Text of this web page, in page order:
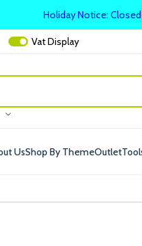
VatDisplay
UsShop By ThemeOutlet
Holiday Notice: Closed